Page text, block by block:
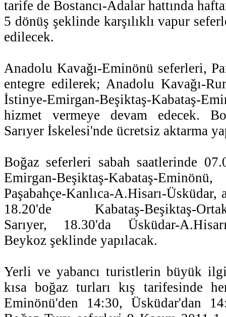
tarife de Bostancı-Adalar hattında
5 dönüş şeklinde karşılıklı vapur
edilecek.
Anadolu Kavağı-Eminönü seferleri,
entegre edilerek; Anadolu Kavağı-
İstinye-Emirgan-Beşiktaş-
hizmet vermeye devam edecek.
Sarıyer İskelesi'nde ücretsiz aktarma
Boğaz seferleri sabah saatlerinde
Emirgan-Beşiktaş-Kabataş-
Paşabahçe-Kanlıca-A.Hisarı-Üsküdar,
18.20'de Kabataş-Beşiktaş-
Sarıyer, 18.30'da Üsküdar-A.Hisarı-
Beykoz şeklinde yapılacak.
Yerli ve yabancı turistlerin büyük
kısa boğaz turları kış tarifesinde
Eminönü'den 14:30, Üsküdar'dan